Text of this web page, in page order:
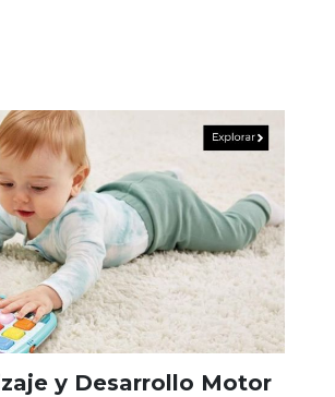
y Desarrollo Motor